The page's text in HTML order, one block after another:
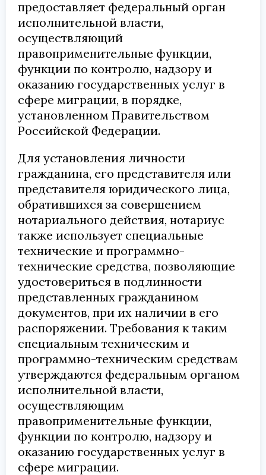
предоставляет федеральный орган
исполнительной власти,
осуществляющий
правоприменительные функции,
функции по контролю, надзору и
оказанию государственных услуг в
сфере миграции, в порядке,
установленном Правительством
Российской Федерации.
Для установления личности
гражданина, его представителя или
представителя юридического лица,
обратившихся за совершением
нотариального действия, нотариус
также использует специальные
технические и программно-
технические средства, позволяющие
удостовериться в подлинности
представленных гражданином
документов, при их наличии в его
распоряжении. Требования к таким
специальным техническим и
программно-техническим средствам
утверждаются федеральным органом
исполнительной власти,
осуществляющим
правоприменительные функции,
функции по контролю, надзору и
оказанию государственных услуг в
сфере миграции.